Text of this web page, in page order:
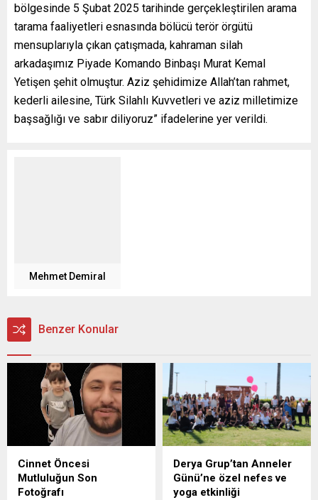
bölgesinde 5 Şubat 2025 tarihinde gerçekleştirilen arama
tarama faaliyetleri esnasında bölücü terör örgütü
mensuplarıyla çıkan çatışmada, kahraman silah
arkadaşımız Piyade Komando Binbaşı Murat Kemal
Yetişen şehit olmuştur. Aziz şehidimize Allah’tan rahmet,
kederli ailesine, Türk Silahlı Kuvvetleri ve aziz milletimize
başsağlığı ve sabır diliyoruz” ifadelerine yer verildi.
Mehmet Demiral
Benzer Konular
Cinnet Öncesi
Mutluluğun Son
Fotoğrafı
Derya Grup’tan Anneler
Günü’ne özel nefes ve
yoga etkinliği